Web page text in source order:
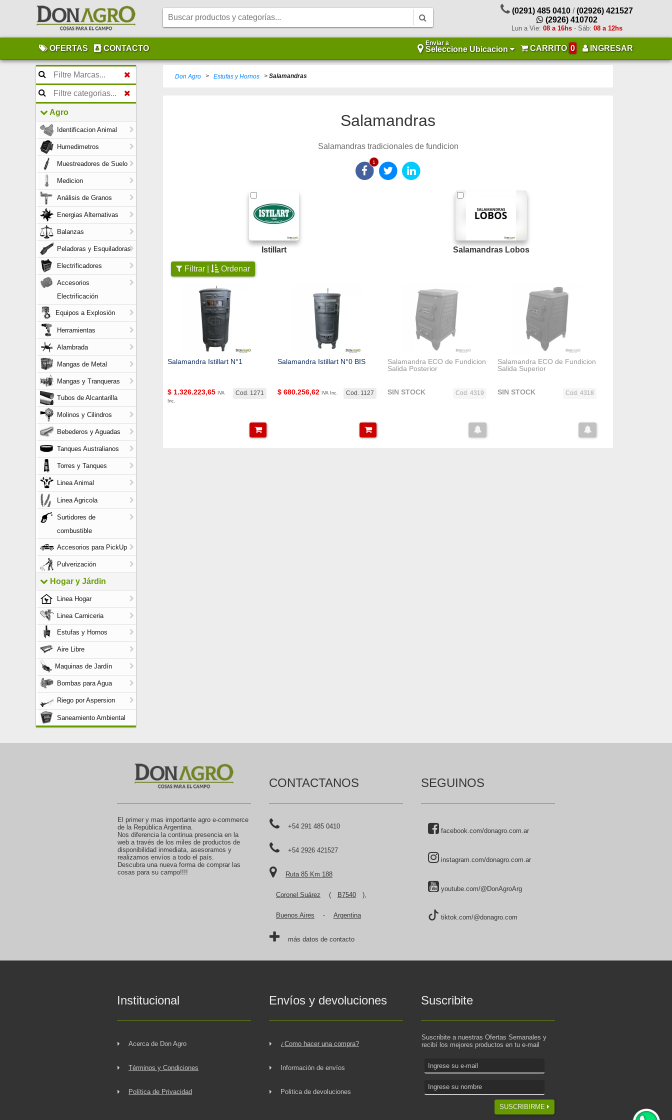
(0291) 485 0410 /(02926) 421527
(2926) 410702
Lun a Vie: 08 a 16hs- Sáb: 08 a 12hs
OFERTAS CONTACTO
Enviar a
Seleccione Ubicacion CARRITO 0 INGRESAR
Agro
Identificacion Animal
Humedimetros
Muestreadores de Suelo
Medicion
Análisis de Granos
Energias Alternativas
Balanzas
Peladoras y Esquiladoras
Electrificadores
Accesorios
Electrificación
Equipos a Explosión
Herramientas
Alambrada
Mangas de Metal
Mangas y Tranqueras
Tubos de Alcantarilla
Molinos y Cilindros
Bebederos y Aguadas
Tanques Australianos
Torres y Tanques
Linea Animal
Linea Agricola
Surtidores de
combustible
Accesorios para PickUp
Pulverización
Hogar y Járdin
Linea Hogar
Linea Carniceria
Estufas y Hornos
Aire Libre
Maquinas de Jardín
Bombas para Agua
Riego por Aspersion
Saneamiento Ambiental
Don Agro > Estufas y Hornos > Salamandras
Salamandras
Salamandras tradicionales de fundicion
1
Istillart Salamandras Lobos
Filtrar | Ordenar
Salamandra Istillart N°1
Cod. 1271
$ 1.326.223,65
IVA
Inc.
Salamandra Istillart N°0 BIS
Cod. 1127
$ 680.256,62 IVA Inc.
Salamandra ECO de Fundicion
Salida Posterior
Cod. 4319
SIN STOCK
Salamandra ECO de Fundicion
Salida Superior
Cod. 4318
SIN STOCK
El primer y mas importante agro e-commerce
de la República Argentina.
Nos diferencia la continua presencia en la
web a través de los miles de productos de
disponibilidad inmediata, asesoramos y
realizamos envíos a todo el país.
Descubra una nueva forma de comprar las
cosas para su campo!!!!
CONTACTANOS
+54 291 485 0410
+54 2926 421527
Ruta 85 Km 188
Coronel Suárez ( B7540 ),
Buenos Aires - Argentina
más datos de contacto
SEGUINOS
facebook.com/donagro.com.ar
instagram.com/donagro.com.ar
youtube.com/@DonAgroArg
tiktok.com/@donagro.com
Institucional
Acerca de Don Agro
Términos y Condiciones
Política de Privacidad
Envíos y devoluciones
¿Como hacer una compra?
Información de envíos
Politica de devoluciones
Suscribite
Suscribite a nuestras Ofertas Semanales y
recibí los mejores productos en tu e-mail
SUSCRIBIRME